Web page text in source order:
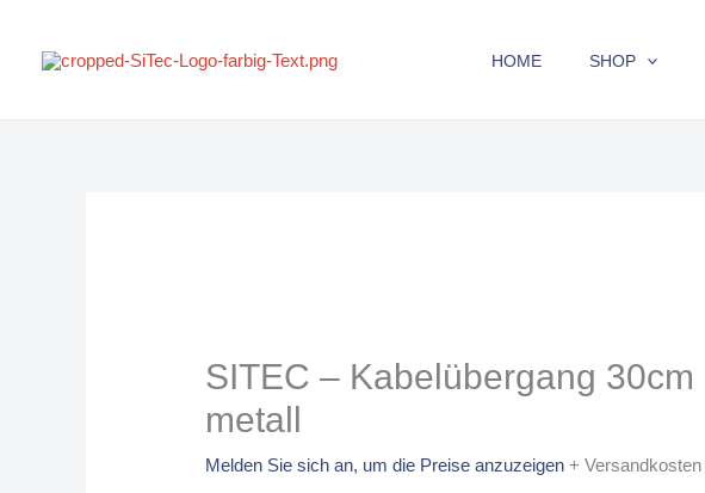
HOME SHOP
SITEC – Kabelübergang 30cm
metall
Melden Sie sich an, um die Preise anzuzeigen + Versandkosten